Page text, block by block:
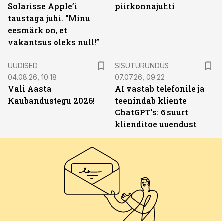
Solarisse Apple’i
taustaga juhi. “Minu
eesmärk on, et
vakantsus oleks null!”
piirkonnajuhti
UUDISED
04.08.26, 10:18
Vali Aasta
Kaubandustegu 2026!
SISUTURUNDUS
07.07.26, 09:22
AI vastab telefonile ja
teenindab kliente
ChatGPT’s: 6 suurt
klienditoe uuendust